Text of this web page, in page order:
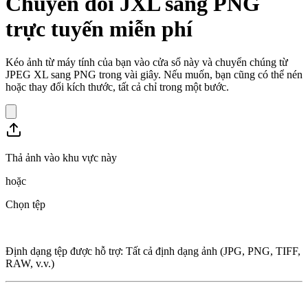
trực tuyến miễn phí
Kéo ảnh từ máy tính của bạn vào cửa sổ này và chuyển chúng từ
JPEG XL sang PNG trong vài giây. Nếu muốn, bạn cũng có thể nén
hoặc thay đổi kích thước, tất cả chỉ trong một bước.
Thả ảnh vào khu vực này
hoặc
Chọn tệp
Định dạng tệp được hỗ trợ: Tất cả định dạng ảnh (JPG, PNG, TIFF,
RAW, v.v.)